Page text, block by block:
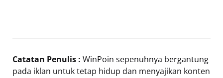
Catatan Penulis : WinPoin sepenuhnya bergantung
pada iklan untuk tetap hidup dan menyajikan konten